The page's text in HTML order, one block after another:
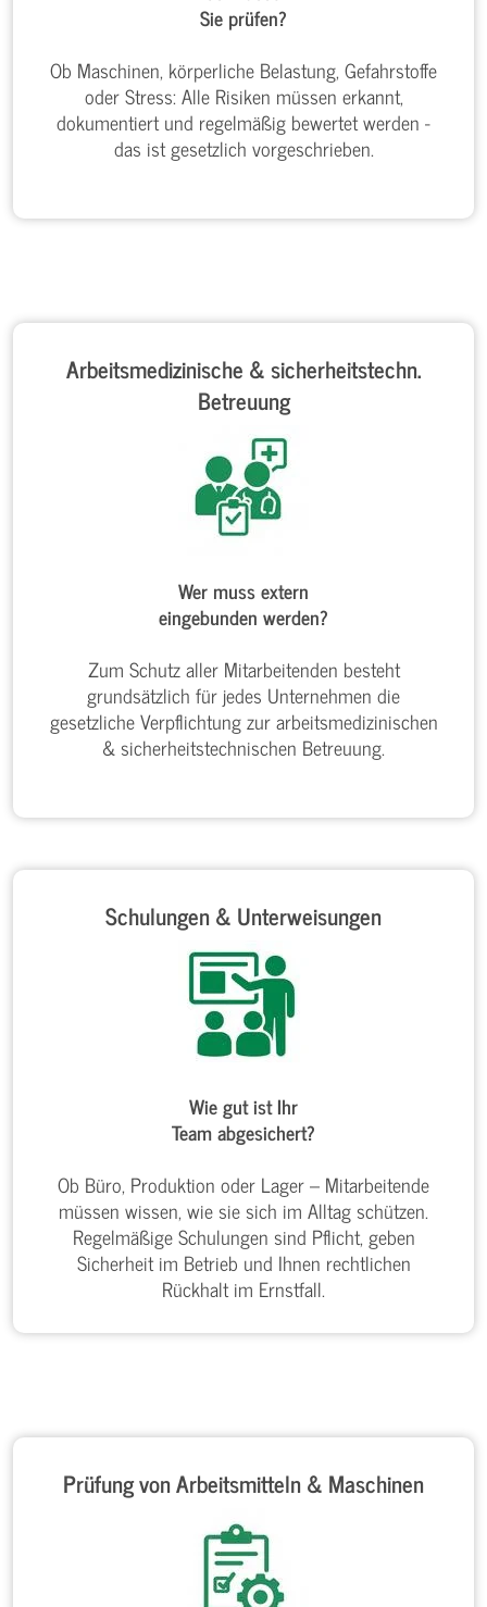
Sie prüfen?
Ob Maschinen, körperliche Belastung, Gefahrstoffe
oder Stress: Alle Risiken müssen erkannt,
dokumentiert und regelmäßig bewertet werden -
das ist gesetzlich vorgeschrieben.
Arbeitsmedizinische & sicherheitstechn.
Betreuung
Wer muss extern
eingebunden werden?
Zum Schutz aller Mitarbeitenden besteht
grundsätzlich für jedes Unternehmen die
gesetzliche Verpflichtung zur arbeitsmedizinischen
& sicherheitstechnischen Betreuung.
Schulungen & Unterweisungen
Wie gut ist Ihr
Team abgesichert?
Ob Büro, Produktion oder Lager – Mitarbeitende
müssen wissen, wie sie sich im Alltag schützen.
Regelmäßige Schulungen sind Pflicht, geben
Sicherheit im Betrieb und Ihnen rechtlichen
Rückhalt im Ernstfall.
Prüfung von Arbeitsmitteln & Maschinen